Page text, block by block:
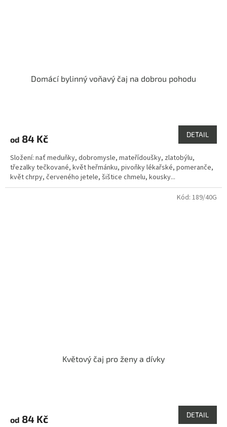
Domácí bylinný voňavý čaj na dobrou pohodu
je
z
5
hvězdiček.
od 84 Kč DETAIL
Složení: nať meduňky, dobromysle, mateřídoušky, zlatobýlu,
třezalky tečkované, květ heřmánku, pivoňky lékařské, pomeranče,
květ chrpy, červeného jetele, šištice chmelu, kousky...
Květový čaj pro ženy a dívky
je
od 84 Kč DETAIL
Kód: 189/40G